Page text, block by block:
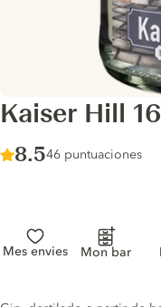
Kaiser Hill
Score :
8.5/ 10
46 puntuaciones
Mes envies Mon bar